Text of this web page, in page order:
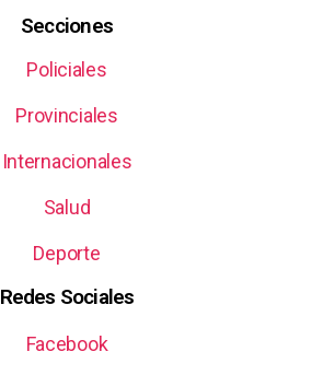
Secciones
Policiales
Provinciales
Internacionales
Salud
Deporte
Redes Sociales
Facebook